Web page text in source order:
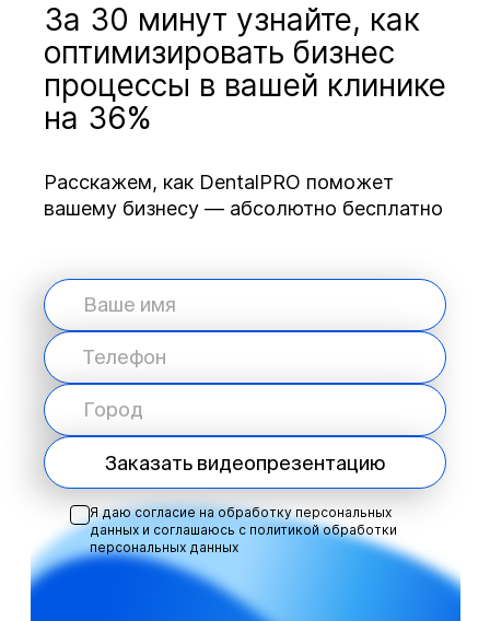
За 30 минут узнайте, как
оптимизировать бизнес
процессы в вашей клинике
на 36%
Расскажем, как DentalPRO поможет
вашему бизнесу — абсолютно бесплатно
Заказать видеопрезентацию
Я даю согласие на обработку персональных
данных и соглашаюсь с политикой обработки
персональных данных